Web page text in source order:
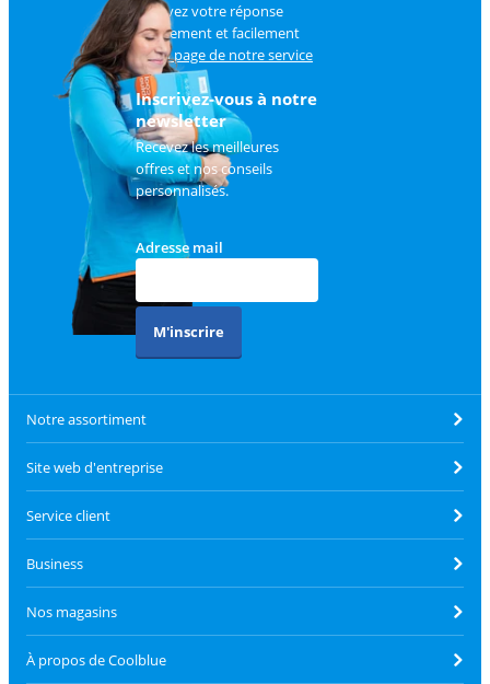
Trouvez votre réponse
rapidement et facilement
surla page de notre service
client.
Inscrivez-vous à notre
newsletter
Recevez les meilleures
offres et nos conseils
personnalisés.
Adresse mail
M'inscrire
Notre assortiment
Site web d'entreprise
Service client
Business
Nos magasins
À propos de Coolblue